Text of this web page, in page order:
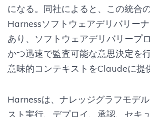
になる。同社によると、この統合
Harnessソフトウェアデリバリー
あり、ソフトウェアデリバリープ
かつ迅速で監査可能な意思決定を
意味的コンテキストをClaudeに提
Harnessは、ナレッジグラフモデ
スト実行、デプロイ、承認、セキ